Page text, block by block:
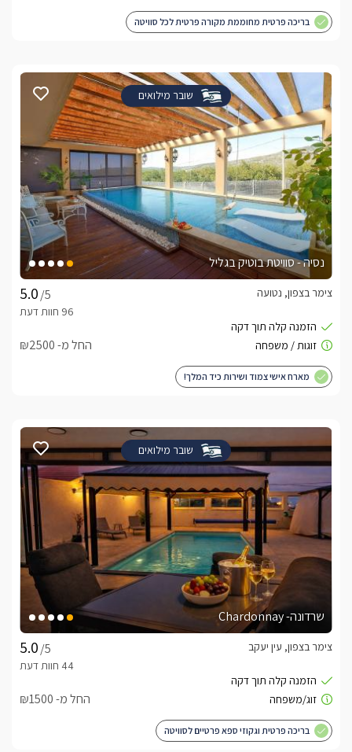
בריכה פרטית מחוממת מקורה פרטית לכל סוויטה
שובר מילואים
נסיה - סוויטת בוטיק בגליל
/5
צימר בצפון, נטועה
החל מ- ₪2500
מארח אישי צמוד ושירות כיד המלך!
שובר מילואים
שרדונה- Chardonnay
/5
צימר בצפון, עין יעקב
החל מ- ₪1500
בריכה פרטית וגקוזי ספא פרטיים לסוויטה